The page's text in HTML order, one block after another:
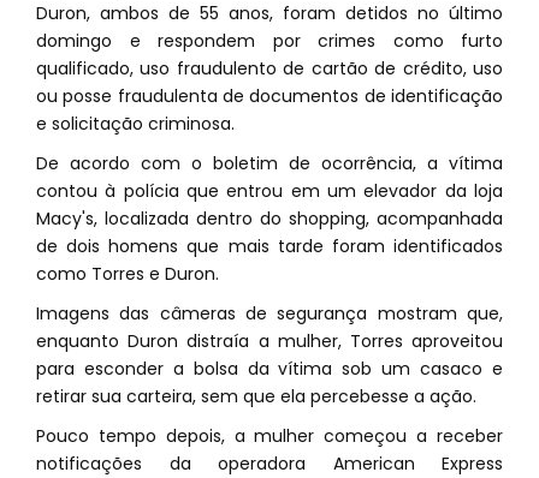
Duron, ambos de 55 anos, foram detidos no último
domingo e respondem por crimes como furto
qualificado, uso fraudulento de cartão de crédito, uso
ou posse fraudulenta de documentos de identificação
e solicitação criminosa.
De acordo com o boletim de ocorrência, a vítima
contou à polícia que entrou em um elevador da loja
Macy's, localizada dentro do shopping, acompanhada
de dois homens que mais tarde foram identificados
como Torres e Duron.
Imagens das câmeras de segurança mostram que,
enquanto Duron distraía a mulher, Torres aproveitou
para esconder a bolsa da vítima sob um casaco e
retirar sua carteira, sem que ela percebesse a ação.
Pouco tempo depois, a mulher começou a receber
notificações da operadora American Express